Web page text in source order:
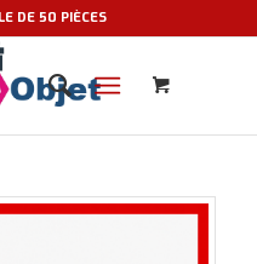
DE 50 PIÈCES